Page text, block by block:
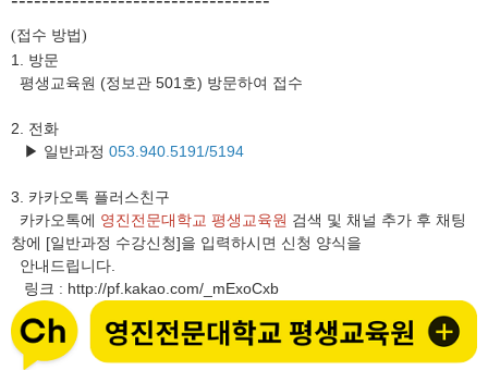
(접수 방법)
1. 방문
평생교육원 (정보관 501호) 방문하여 접수
2. 전화
▶ 일반과정 053.940.5191/5194
3. 카카오톡 플러스친구
카카오톡에 영진전문대학교 평생교육원 검색 및 채널 추가 후 채팅
창에 [일반과정 수강신청]을 입력하시면 신청 양식을
안내드립니다.
링크 : http://pf.kakao.com/_mExoCxb